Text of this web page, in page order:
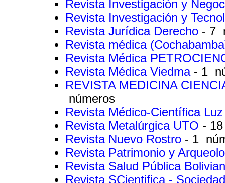
Revista Investigación y
Revista Investigación y
Revista Jurídica Derecho - 7
Revista médica
Revista Médica
Revista Médica Viedma - 1
REVISTA MEDICINA
números
Revista Médico-Científica
Revista Metalúrgica UTO -
Revista Nuevo Rostro - 1
Revista Patrimonio y
Revista Salud Pública
Revista SCientifica -